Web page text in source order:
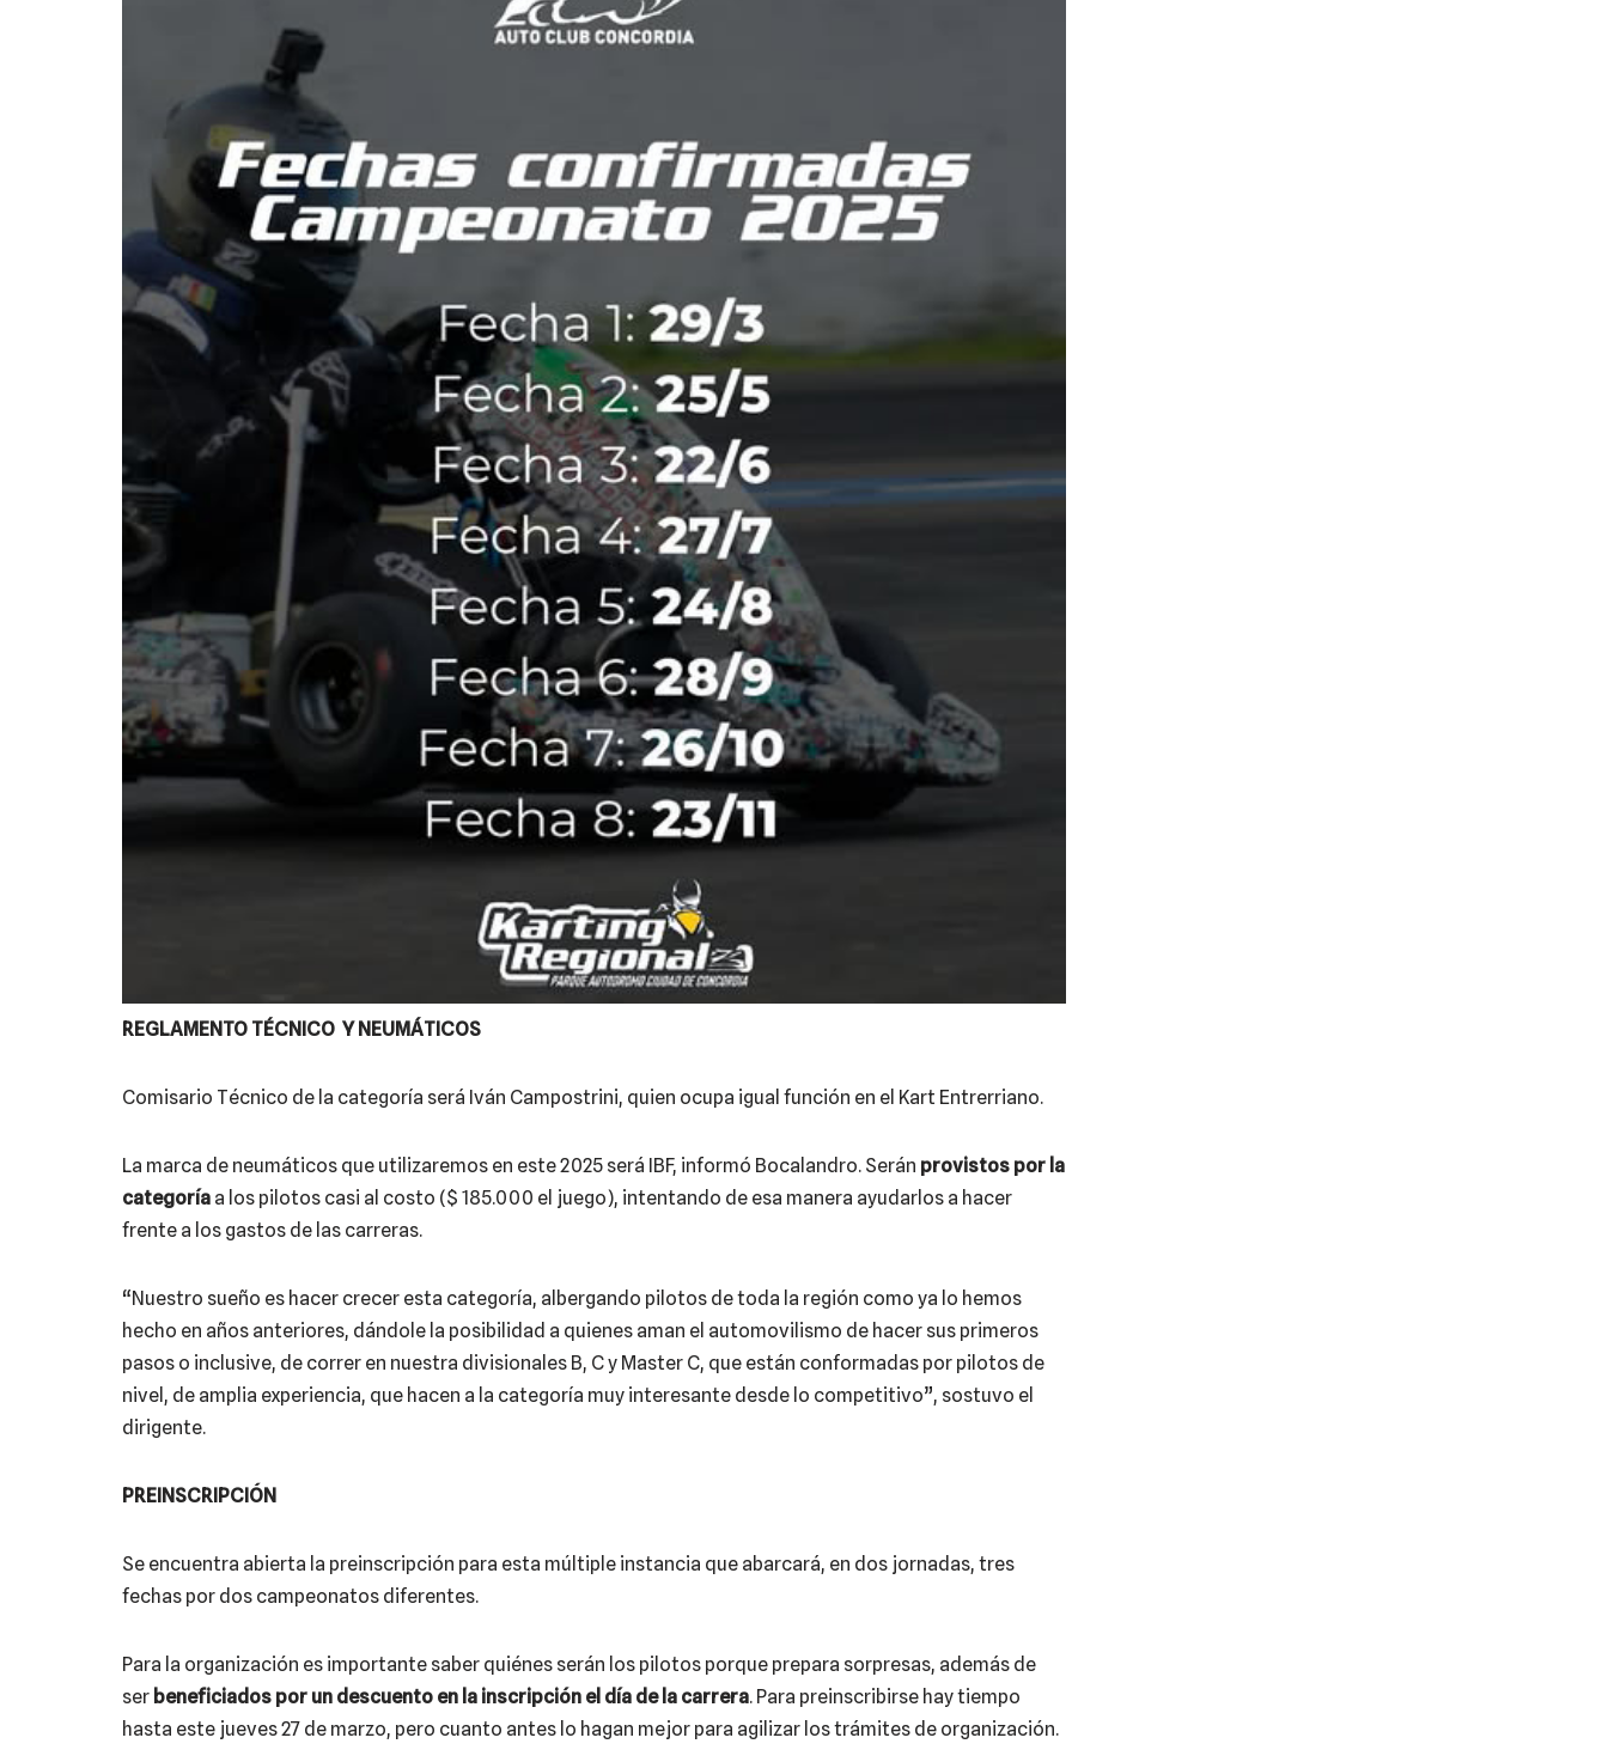
REGLAMENTO TÉCNICO Y NEUMÁTICOS
Comisario Técnico de la categoría será Iván Campostrini, quien ocupa igual función en el Kart Entrerriano.
La marca de neumáticos que utilizaremos en este 2025 será IBF, informó Bocalandro. Serán provistos por la
categoría a los pilotos casi al costo ($ 185.000 el juego), intentando de esa manera ayudarlos a hacer
frente a los gastos de las carreras.
“Nuestro sueño es hacer crecer esta categoría, albergando pilotos de toda la región como ya lo hemos
hecho en años anteriores, dándole la posibilidad a quienes aman el automovilismo de hacer sus primeros
pasos o inclusive, de correr en nuestra divisionales B, C y Master C, que están conformadas por pilotos de
nivel, de amplia experiencia, que hacen a la categoría muy interesante desde lo competitivo”, sostuvo el
dirigente.
PREINSCRIPCIÓN
Se encuentra abierta la preinscripción para esta múltiple instancia que abarcará, en dos jornadas, tres
fechas por dos campeonatos diferentes.
Para la organización es importante saber quiénes serán los pilotos porque prepara sorpresas, además de
ser beneficiados por un descuento en la inscripción el día de la carrera. Para preinscribirse hay tiempo
hasta este jueves 27 de marzo, pero cuanto antes lo hagan mejor para agilizar los trámites de organización.